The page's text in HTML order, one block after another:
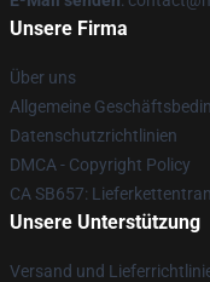
Unsere Firma
Über uns
Allgemeine
Datenschutzrichtlinien
DMCA - Copyright Policy
CA SB657:
Unsere Unterstützung
Versand und